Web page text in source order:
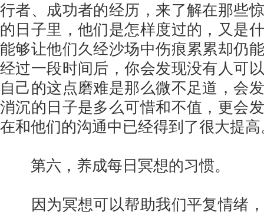
行者、成功者的经历，来了解在那些
的日子里，他们是怎样度过的，又是
能够让他们久经沙场中伤痕累累却仍
经过一段时间后，你会发现没有人可
自己的这点磨难是那么微不足道，会
消沉的日子是多么可惜和不值，更会
在和他们的沟通中已经得到了很大提高
第六，养成每日冥想的习惯。
因为冥想可以帮助我们平复情绪，